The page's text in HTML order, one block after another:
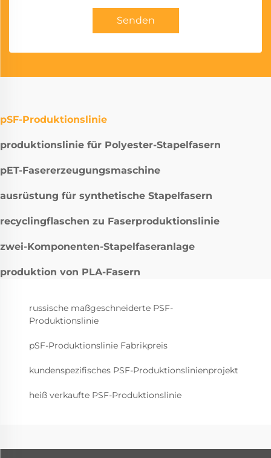
Senden
pSF-Produktionslinie
produktionslinie für Polyester-Stapelfasern
pET-Fasererzeugungsmaschine
ausrüstung für synthetische Stapelfasern
recyclingflaschen zu Faserproduktionslinie
zwei-Komponenten-Stapelfaseranlage
produktion von PLA-Fasern
russische maßgeschneiderte PSF-
Produktionslinie
pSF-Produktionslinie Fabrikpreis
kundenspezifisches PSF-Produktionslinienprojekt
heiß verkaufte PSF-Produktionslinie